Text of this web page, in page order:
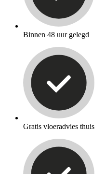
Binnen 48 uur gelegd
Gratis vloeradvies thuis